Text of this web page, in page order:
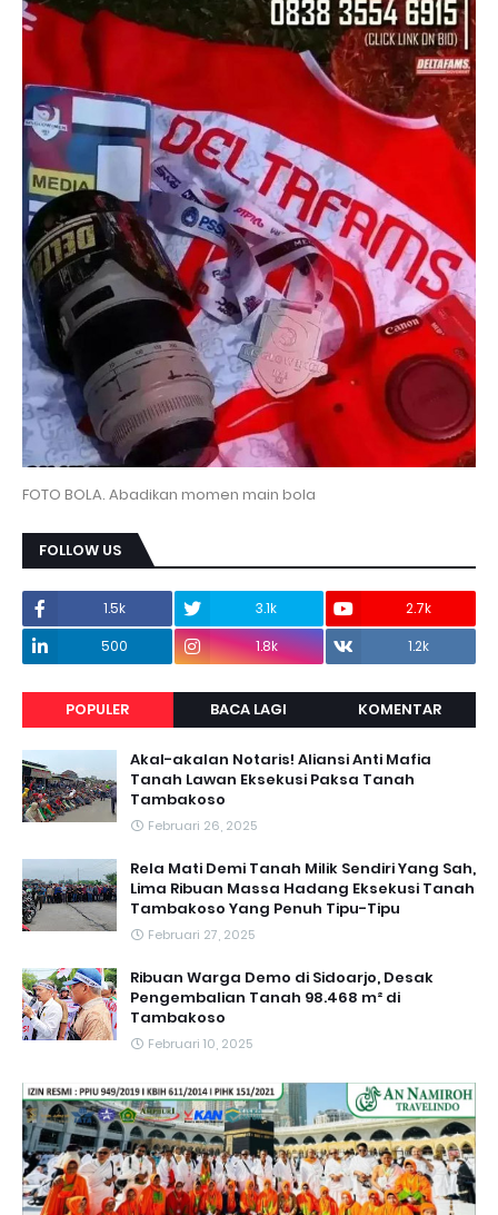
FOTO BOLA. Abadikan momen main bola
FOLLOW US
1.5k 3.1k
2.7k
500
1.8k 1.2k
POPULER BACA LAGI KOMENTAR
Akal-akalan Notaris! Aliansi Anti Mafia
Tanah Lawan Eksekusi Paksa Tanah
Tambakoso
Februari 26, 2025
Rela Mati Demi Tanah Milik Sendiri Yang Sah,
Lima Ribuan Massa Hadang Eksekusi Tanah
Tambakoso Yang Penuh Tipu-Tipu
Februari 27, 2025
Ribuan Warga Demo di Sidoarjo, Desak
Pengembalian Tanah 98.468 m² di
Tambakoso
Februari 10, 2025